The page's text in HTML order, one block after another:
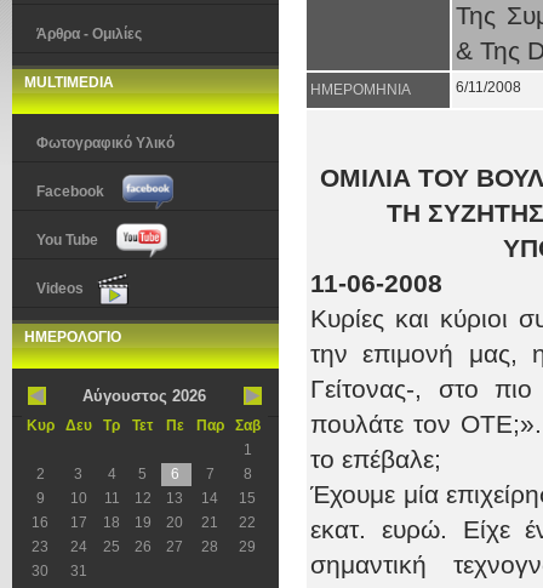
Άρθρα - Ομιλίες
MULTIMEDIA
Φωτογραφικό Υλικό
Facebook
You Tube
Videos
ΗΜΕΡΟΛΟΓΙΟ
Αύγουστος 2026
Κυρ Δευ Τρ Τετ Πε Παρ
Σαβ
1
2
3 4 5 6 7
8
9
10 11 12 13 14
15
16
17 18 19 20 21
22
23
24 25 26 27 28
29
30
31
Της
& Της
ΗΜΕΡΟΜΗΝΙΑ 6/11/2008
ΟΜΙΛΙΑ ΤΟΥ
ΤΗ
11-06-2008
Κυρίες και κύριοι
την επιμονή μας,
Γείτονας-, στο
πουλάτε τον ΟΤΕ;».
το επέβαλε;
Έχουμε μία
εκατ. ευρώ. Είχε
σημαντική